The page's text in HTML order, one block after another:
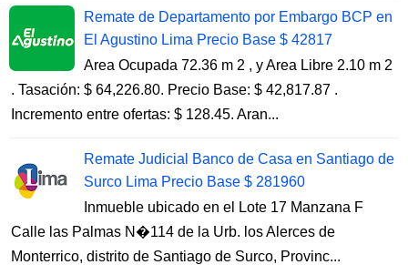
Remate de Departamento por Embargo BCP en
El Agustino Lima Precio Base $ 42817
Area Ocupada 72.36 m 2 , y Area Libre 2.10 m 2
. Tasación: $ 64,226.80. Precio Base: $ 42,817.87 .
Incremento entre ofertas: $ 128.45. Aran...
Remate Judicial Banco de Casa en Santiago de
Surco Lima Precio Base $ 281960
Inmueble ubicado en el Lote 17 Manzana F
Calle las Palmas N�114 de la Urb. los Alerces de
Monterrico, distrito de Santiago de Surco, Provinc...